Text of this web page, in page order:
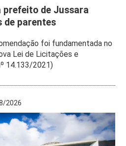
prefeito de Jussara
parentes
foi fundamentada no
Lei de Licitações e
14.133/2021)
2026